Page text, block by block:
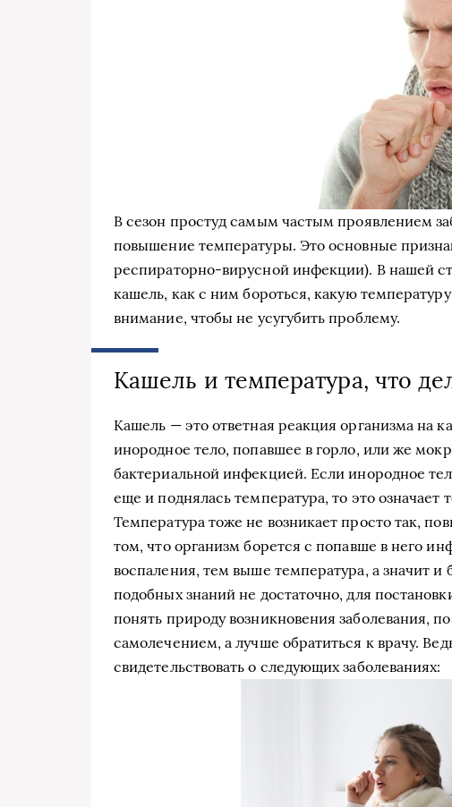
В сезон простуд самым частым проявлением
повышение температуры. Это основные
респираторно-вирусной инфекции). В нашей
кашель, как с ним бороться, какую
внимание, чтобы не усугубить проблему.
Кашель и температура, что
Кашель — это ответная реакция организма на
инородное тело, попавшее в горло, или же
бактериальной инфекцией. Если инородное
еще и поднялась температура, то это означает
Температура тоже не возникает просто так,
том, что организм борется с попавше в него
воспаления, тем выше температура, а значит и
подобных знаний не достаточно, для
понять природу возникновения заболевания,
самолечением, а лучше обратиться к врачу.
свидетельствовать о следующих заболеваниях: